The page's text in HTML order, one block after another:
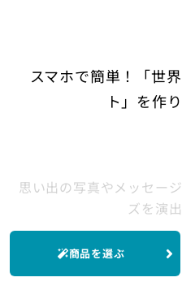
スマホで簡単！「世
ト」を作
思い出の写真やメッセー
ズを演
デザイン作成は無料！ま
試してみ
商品を選ぶ